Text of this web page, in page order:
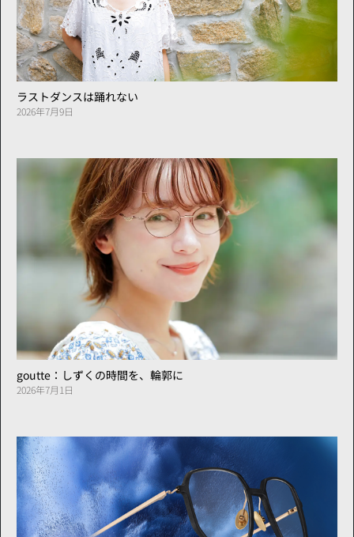
ラストダンスは踊れない
2026年7月9日
goutte：しずくの時間を、輪郭に
2026年7月1日